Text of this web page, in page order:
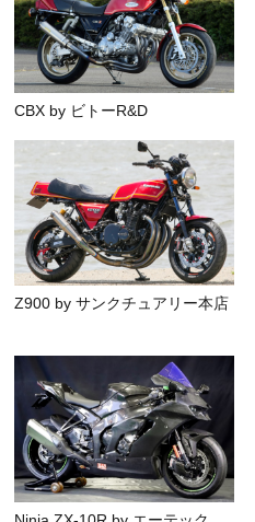
CBX by ビトーR&D
Z900 by サンクチュアリー本店